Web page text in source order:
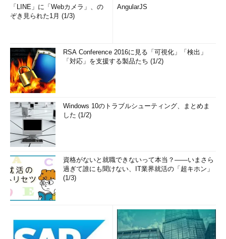
「LINE」に「Webカメラ」、の
ぞき見られた1月 (1/3)
AngularJS
RSA Conference 2016に見る「可視化」「検出」
「対応」を支援する製品たち (1/2)
Windows 10のトラブルシューティング、まとめま
した (1/2)
資格がないと就職できないって本当？――いまさら
過ぎて誰にも聞けない、IT業界就活の「超キホン」
(1/3)